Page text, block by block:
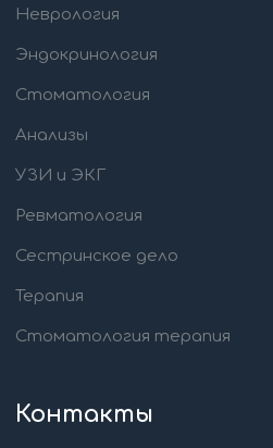
Неврология
Эндокринология
Стоматология
Анализы
УЗИ и ЭКГ
Ревматология
Сестринское дело
Терапия
Стоматология терапия
Контакты